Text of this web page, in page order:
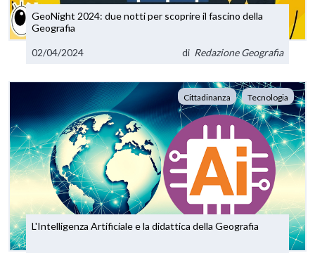
GeoNight 2024: due notti per scoprire il fascino della
Geografia
02/04/2024 di Redazione Geografia
Cittadinanza Tecnologia
L'Intelligenza Artificiale e la didattica della Geografia